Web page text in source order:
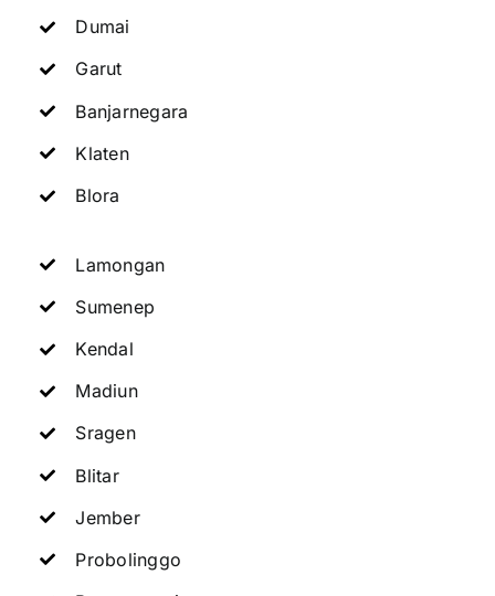
Dumai
Garut
Banjarnegara
Klaten
Blora
Lamongan
Sumenep
Kendal
Madiun
Sragen
Blitar
Jember
Probolinggo